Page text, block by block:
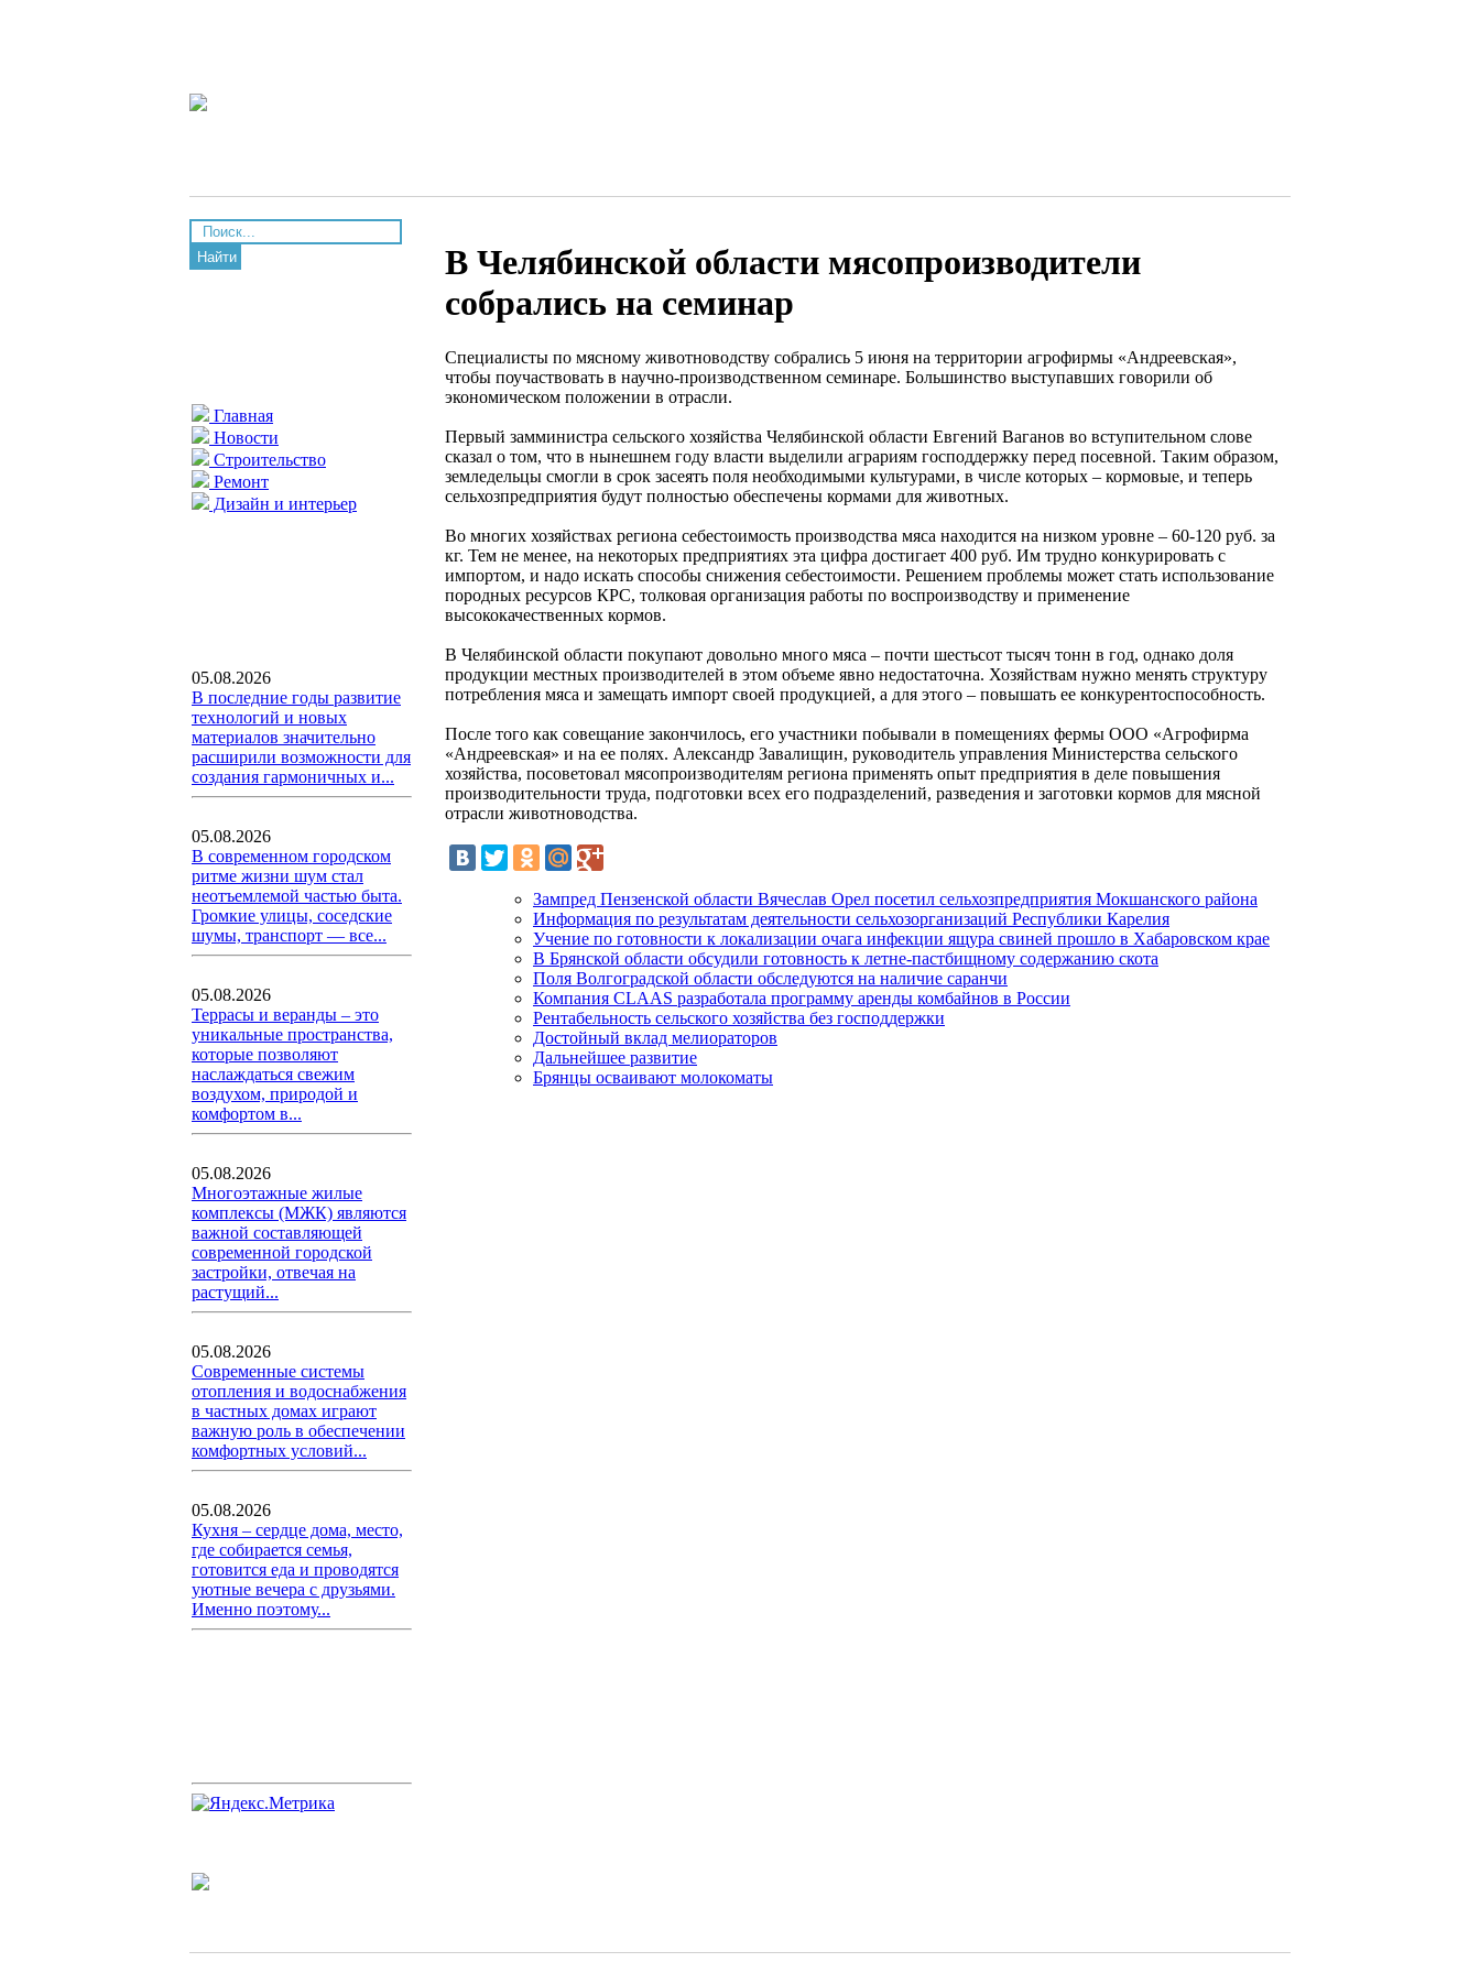
Найти
Главная
Новости
Строительство
Ремонт
Дизайн и интерьер
05.08.2026
В последние годы развитие
технологий и новых
материалов значительно
расширили возможности для
создания гармоничных и...
05.08.2026
В современном городском
ритме жизни шум стал
неотъемлемой частью быта.
Громкие улицы, соседские
шумы, транспорт — все...
05.08.2026
Террасы и веранды – это
уникальные пространства,
которые позволяют
наслаждаться свежим
воздухом, природой и
комфортом в...
05.08.2026
Многоэтажные жилые
комплексы (МЖК) являются
важной составляющей
современной городской
застройки, отвечая на
растущий...
05.08.2026
Современные системы
отопления и водоснабжения
в частных домах играют
важную роль в обеспечении
комфортных условий...
05.08.2026
Кухня – сердце дома, место,
где собирается семья,
готовится еда и проводятся
уютные вечера с друзьями.
Именно поэтому...
В Челябинской области мясопроизводители
собрались на семинар
Специалисты по мясному животноводству собрались 5 июня на территории агрофирмы «Андреевская»,
чтобы поучаствовать в научно-производственном семинаре. Большинство выступавших говорили об
экономическом положении в отрасли.
Первый замминистра сельского хозяйства Челябинской области Евгений Ваганов во вступительном слове
сказал о том, что в нынешнем году власти выделили аграриям господдержку перед посевной. Таким образом,
земледельцы смогли в срок засеять поля необходимыми культурами, в числе которых – кормовые, и теперь
сельхозпредприятия будут полностью обеспечены кормами для животных.
Во многих хозяйствах региона себестоимость производства мяса находится на низком уровне – 60-120 руб. за
кг. Тем не менее, на некоторых предприятиях эта цифра достигает 400 руб. Им трудно конкурировать с
импортом, и надо искать способы снижения себестоимости. Решением проблемы может стать использование
породных ресурсов КРС, толковая организация работы по воспроизводству и применение
высококачественных кормов.
В Челябинской области покупают довольно много мяса – почти шестьсот тысяч тонн в год, однако доля
продукции местных производителей в этом объеме явно недостаточна. Хозяйствам нужно менять структуру
потребления мяса и замещать импорт своей продукцией, а для этого – повышать ее конкурентоспособность.
После того как совещание закончилось, его участники побывали в помещениях фермы ООО «Агрофирма
«Андреевская» и на ее полях. Александр Завалищин, руководитель управления Министерства сельского
хозяйства, посоветовал мясопроизводителям региона применять опыт предприятия в деле повышения
производительности труда, подготовки всех его подразделений, разведения и заготовки кормов для мясной
отрасли животноводства.
Зампред Пензенской области Вячеслав Орел посетил сельхозпредприятия Мокшанского района
Информация по результатам деятельности сельхозорганизаций Республики Карелия
Учение по готовности к локализации очага инфекции ящура свиней прошло в Хабаровском крае
В Брянской области обсудили готовность к летне-пастбищному содержанию скота
Поля Волгоградской области обследуются на наличие саранчи
Компания CLAAS разработала программу аренды комбайнов в России
Рентабельность сельского хозяйства без господдержки
Достойный вклад мелиораторов
Дальнейшее развитие
Брянцы осваивают молокоматы